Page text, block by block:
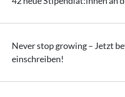
Never stop growing – Jetzt
einschreiben!